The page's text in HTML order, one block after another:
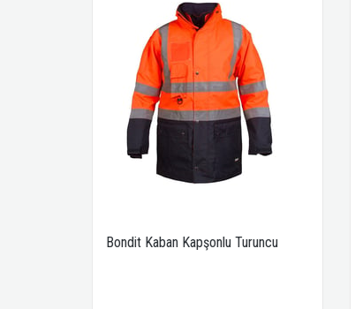
Bondit Kaban Kapşonlu Turuncu